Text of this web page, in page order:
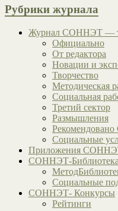
Рубрики журнала
Журнал СОННЭТ —
Официально
От редактора
Новации и
Творчество
Методическая
Социальная
Третий сектор
Размышления
Социальные
Приложения
СОННЭТ-Библиотека
Социальные
СОННЭТ- Конкурсы
Рейтинги